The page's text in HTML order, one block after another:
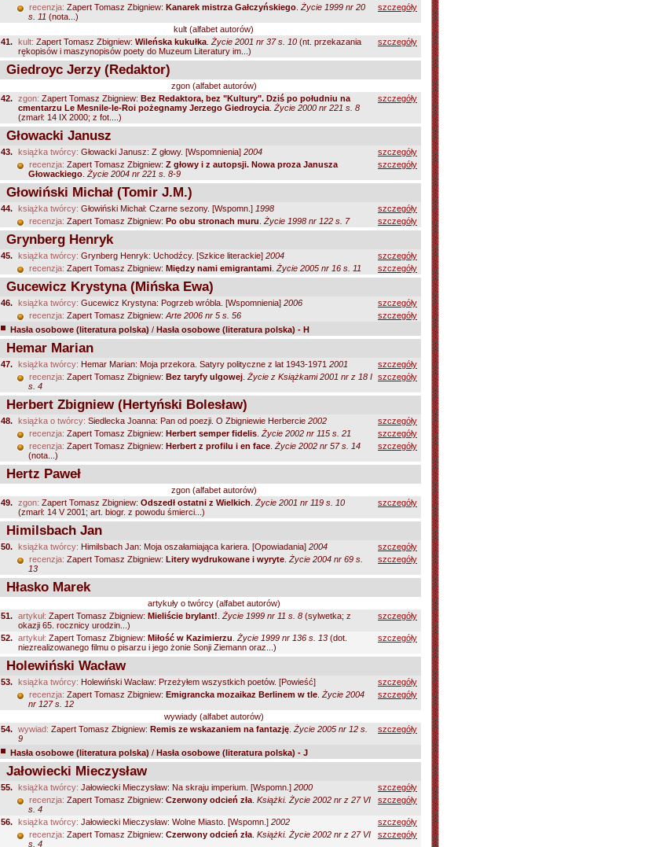
recenzja: Zapert Tomasz Zbigniew: Kanarek mistrza Gałczyńskiego Życie 1999 nr 20
s. 11 (nota...)
szczegóły
kult (alfabet autorów)
41. kult: Zapert Tomasz Zbigniew: Wileńska kukułka Życie 2001 nr 37 s. 10 (nt. przekazania
rękopisów i maszynopisów poety do Muzeum Literatury im...)
szczegóły
Giedroyc Jerzy (Redaktor)
zgon (alfabet autorów)
42. zgon: Zapert Tomasz Zbigniew: Bez Redaktora, bez "Kultury". Dziś po południu na
cmentarzu Le Mesnile-le-Roi pożegnamy Jerzego Giedroycia Życie 2000 nr 221 s. 8
(zmarł: 14 IX 2000; z fot....)
szczegóły
Głowacki Janusz
43. książka twórcy: Głowacki Janusz: Z głowy. [Wspomnienia] 2004
szczegóły
recenzja: Zapert Tomasz Zbigniew: Z głowy i z autopsji. Nowa proza Janusza
Głowackiego Życie 2004 nr 221 s. 8-9
szczegóły
Głowiński Michał (Tomir J.M.)
44. książka twórcy: Głowiński Michał: Czarne sezony. [Wspomn.] 1998
szczegóły
recenzja: Zapert Tomasz Zbigniew: Po obu stronach muru Życie 1998 nr 122 s. 7 szczegóły
Grynberg Henryk
45. książka twórcy: Grynberg Henryk: Uchodźcy. [Szkice literackie] 2004
szczegóły
recenzja: Zapert Tomasz Zbigniew: Między nami emigrantami Życie 2005 nr 16 s. 11 szczegóły
Gucewicz Krystyna (Mińska Ewa)
46. książka twórcy: Gucewicz Krystyna: Pogrzeb wróbla. [Wspomnienia] 2006
szczegóły
recenzja: Zapert Tomasz Zbigniew: Arte 2006 nr 5 s. 56
szczegóły
Hasła osobowe (literatura polska) / Hasła osobowe (literatura polska) - H
Hemar Marian
47. książka twórcy: Hemar Marian: Moja przekora. Satyry polityczne z lat 1943-1971 2001
szczegóły
recenzja: Zapert Tomasz Zbigniew: Bez taryfy ulgowej Życie z Książkami 2001 nr z 18 I
s. 4
szczegóły
Herbert Zbigniew (Hertyński Bolesław)
48. książka o twórcy: Siedlecka Joanna: Pan od poezji. O Zbigniewie Herbercie 2002
szczegóły
recenzja: Zapert Tomasz Zbigniew: Herbert semper fidelis Życie 2002 nr 115 s. 21
szczegóły
recenzja: Zapert Tomasz Zbigniew: Herbert z profilu i en face Życie 2002 nr 57 s. 14
(nota...)
szczegóły
Hertz Paweł
zgon (alfabet autorów)
49. zgon: Zapert Tomasz Zbigniew: Odszedł ostatni z Wielkich Życie 2001 nr 119 s. 10
(zmarł: 14 V 2001; art. biogr. z powodu śmierci...)
szczegóły
Himilsbach Jan
50. książka twórcy: Himilsbach Jan: Moja oszałamiająca kariera. [Opowiadania] 2004
szczegóły
recenzja: Zapert Tomasz Zbigniew: Litery wydrukowane i wyryte Życie 2004 nr 69 s.
13
szczegóły
Hłasko Marek
artykuły o twórcy (alfabet autorów)
51. artykuł: Zapert Tomasz Zbigniew: Mieliście brylant! Życie 1999 nr 11 s. 8 (sylwetka; z
okazji 65. rocznicy urodzin...)
szczegóły
52. artykuł: Zapert Tomasz Zbigniew: Miłość w Kazimierzu Życie 1999 nr 136 s. 13 (dot.
niezrealizowanego filmu o pisarzu i jego żonie Sonji Ziemann oraz...)
szczegóły
Holewiński Wacław
53. książka twórcy: Holewiński Wacław: Przeżyłem wszystkich poetów. [Powieść]
szczegóły
recenzja: Zapert Tomasz Zbigniew: Emigrancka mozaikaz Berlinem w tle Życie 2004
nr 127 s. 12
szczegóły
wywiady (alfabet autorów)
54. wywiad: Zapert Tomasz Zbigniew: Remis ze wskazaniem na fantazję Życie 2005 nr 12 s.
9
szczegóły
Hasła osobowe (literatura polska) / Hasła osobowe (literatura polska) - J
Jałowiecki Mieczysław
55. książka twórcy: Jałowiecki Mieczysław: Na skraju imperium. [Wspomn.] 2000
szczegóły
recenzja: Zapert Tomasz Zbigniew: Czerwony odcień zła Książki. Życie 2002 nr z 27 VI
s. 4
szczegóły
56. książka twórcy: Jałowiecki Mieczysław: Wolne Miasto. [Wspomn.] 2002
szczegóły
recenzja: Zapert Tomasz Zbigniew: Czerwony odcień zła Książki. Życie 2002 nr z 27 VI
s. 4
szczegóły